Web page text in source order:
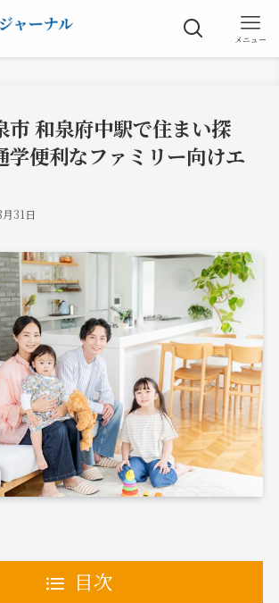
メニュー
市 和泉府中駅で住まい探
学便利なファミリー向けエ
31日
目次